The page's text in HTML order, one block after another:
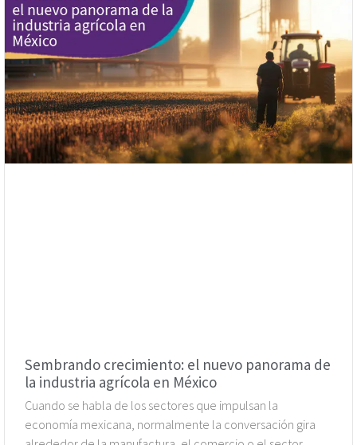
Sembrando crecimiento: el nuevo panorama de
la industria agrícola en México
Cuando se habla de los sectores que impulsan la
economía mexicana, normalmente la conversación gira